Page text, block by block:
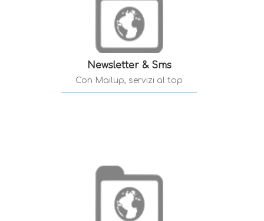
Newsletter & Sms
Con Mailup, servizi al top